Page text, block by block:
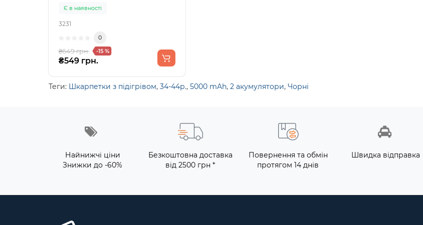
Є в наявності
3231
0
₴649 грн. -15 %
₴549 грн.
Теги: Шкарпетки з підігрівом, 34-44р., 5000 mAh, 2 акумулятори, Чорні
Найнижчі ціни
Знижки до -60%
Безкоштовна доставка
від 2500 грн *
Повернення та обмін
протягом 14 днів
Швидка відправка